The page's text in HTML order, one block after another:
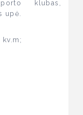
klubas,
upė.